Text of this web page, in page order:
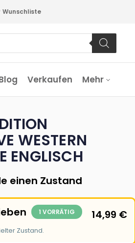
Wunschliste
Verkaufen Mehr
WESTERN
ENGLISCH
einen Zustand
1 VORRÄTIG
Zustand.
14,99 €